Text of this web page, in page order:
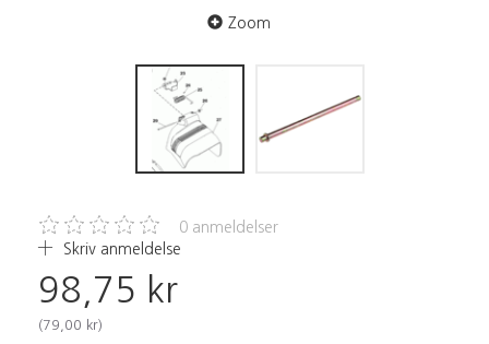
Zoom
0 anmeldelser
Skriv anmeldelse
98,75 kr
(79,00 kr)